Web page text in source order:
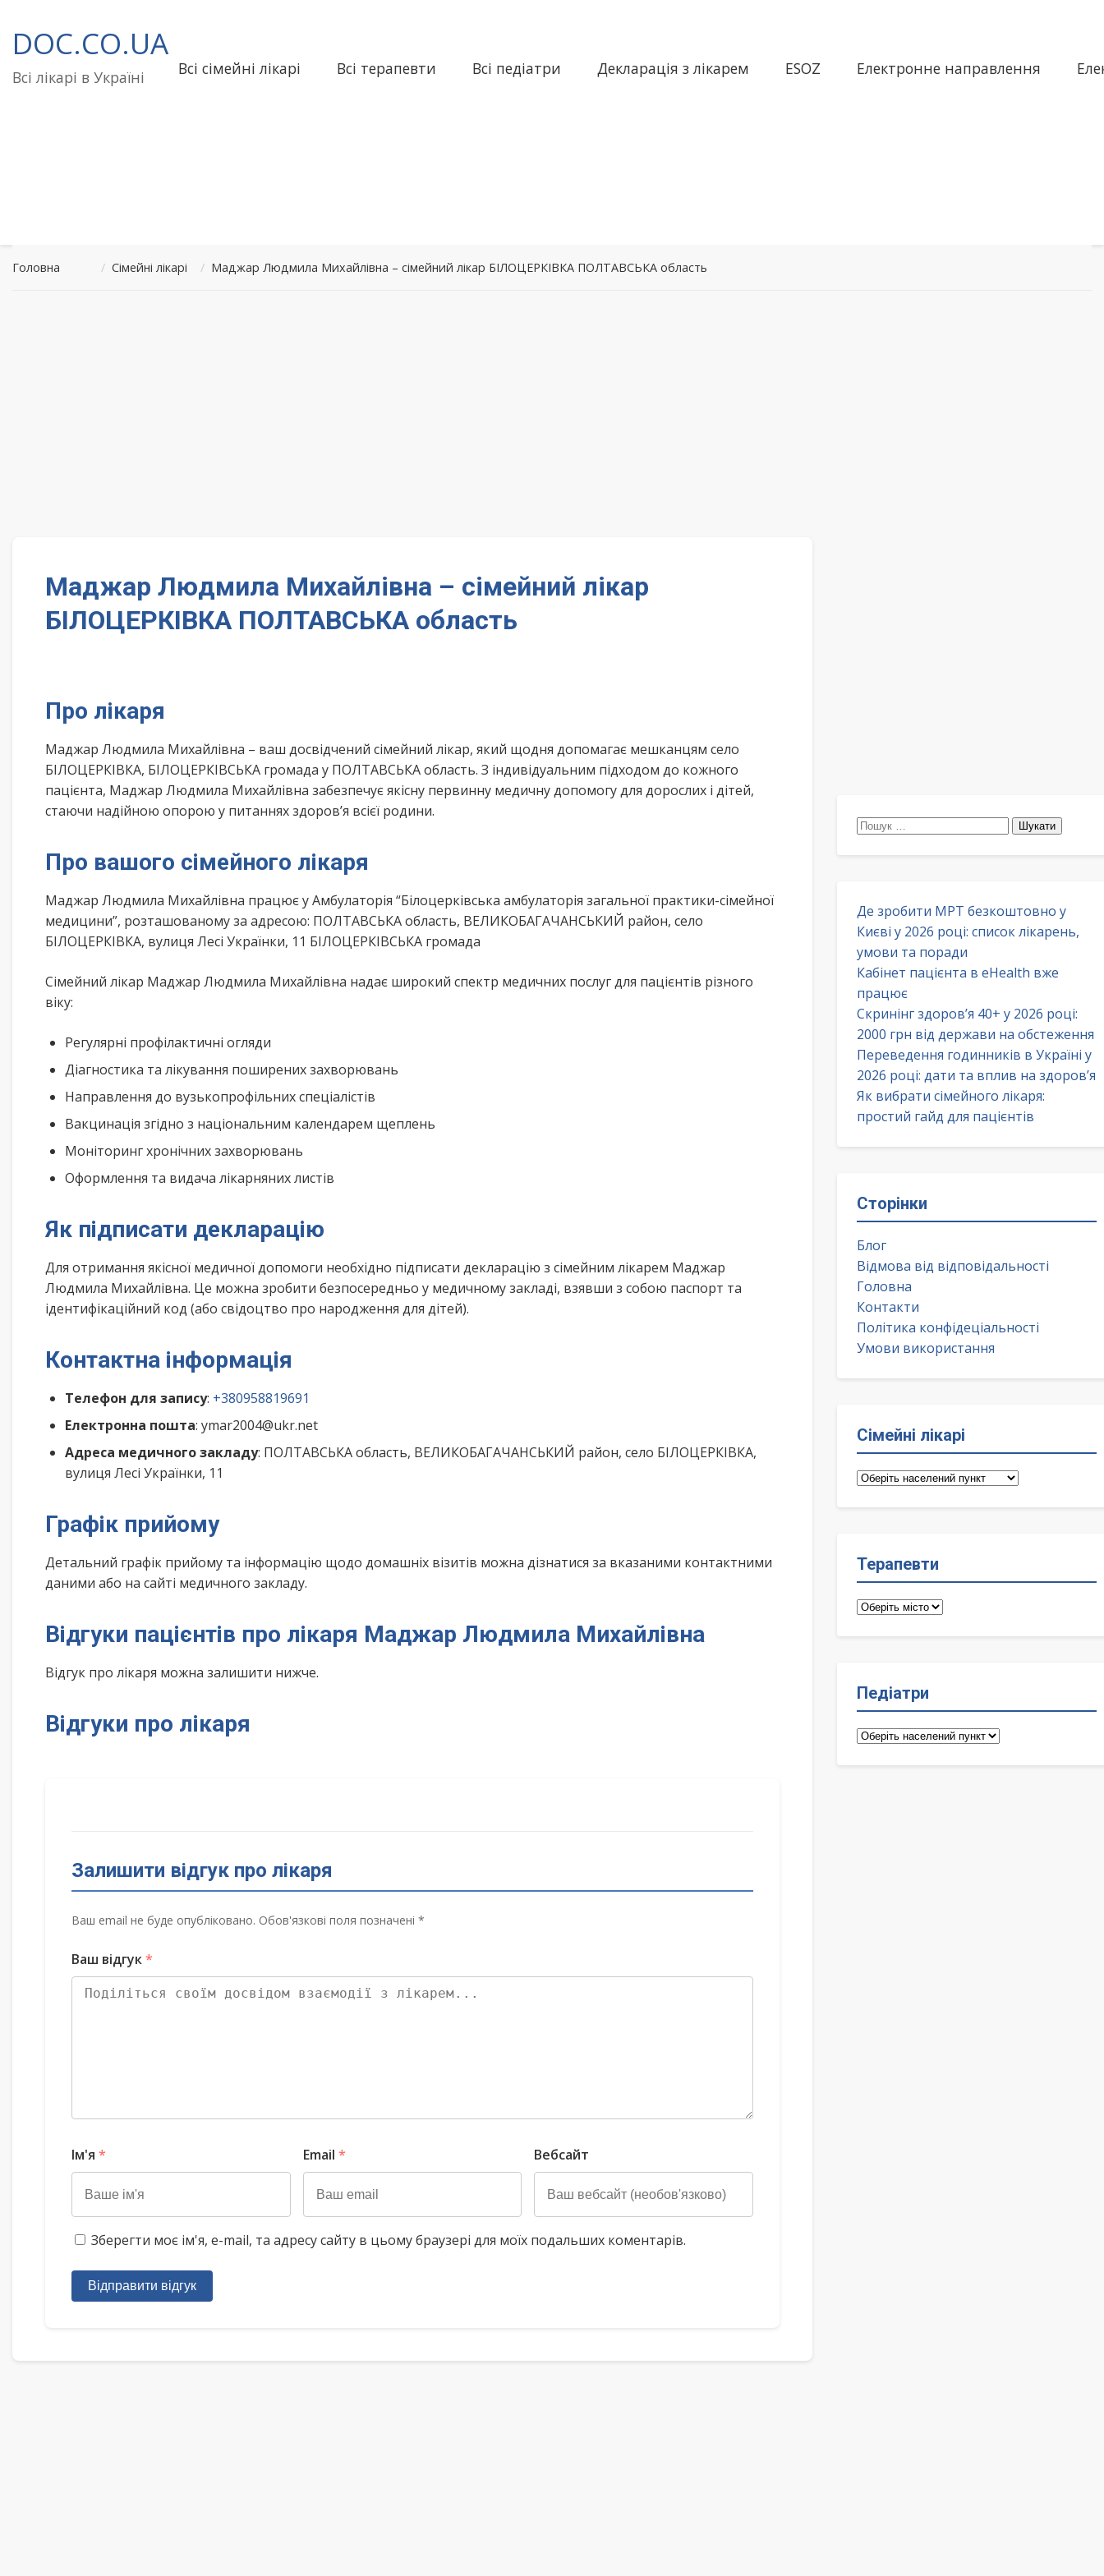
до
вмісту
DOC.CO.UA
Всі лікарі в Україні Всі сімейні лікарі Всі терапевти Всі педіатри Декларація з лікарем ESOZ Електронне направлення
Головна / Сімейні лікарі / Маджар Людмила Михайлівна – сімейний лікар БІЛОЦЕРКІВКА ПОЛТАВСЬКА область
Маджар Людмила Михайлівна – сімейний лікар
БІЛОЦЕРКІВКА ПОЛТАВСЬКА область
Про лікаря
Маджар Людмила Михайлівна – ваш досвідчений сімейний лікар, який щодня допомагає мешканцям село
БІЛОЦЕРКІВКА, БІЛОЦЕРКІВСЬКА громада у ПОЛТАВСЬКА область. З індивідуальним підходом до кожного
пацієнта, Маджар Людмила Михайлівна забезпечує якісну первинну медичну допомогу для дорослих і дітей,
стаючи надійною опорою у питаннях здоров’я всієї родини.
Про вашого сімейного лікаря
Маджар Людмила Михайлівна працює у Амбулаторія “Білоцерківська амбулаторія загальної практики-сімейної
медицини”, розташованому за адресою: ПОЛТАВСЬКА область, ВЕЛИКОБАГАЧАНСЬКИЙ район, село
БІЛОЦЕРКІВКА, вулиця Лесі Українки, 11 БІЛОЦЕРКІВСЬКА громада
Сімейний лікар Маджар Людмила Михайлівна надає широкий спектр медичних послуг для пацієнтів різного
віку:
Регулярні профілактичні огляди
Діагностика та лікування поширених захворювань
Направлення до вузькопрофільних спеціалістів
Вакцинація згідно з національним календарем щеплень
Моніторинг хронічних захворювань
Оформлення та видача лікарняних листів
Як підписати декларацію
Для отримання якісної медичної допомоги необхідно підписати декларацію з сімейним лікарем Маджар
Людмила Михайлівна. Це можна зробити безпосередньо у медичному закладі, взявши з собою паспорт та
ідентифікаційний код (або свідоцтво про народження для дітей).
Контактна інформація
Телефон для запису: +380958819691
Електронна пошта: ymar2004@ukr.net
Адреса медичного закладу: ПОЛТАВСЬКА область, ВЕЛИКОБАГАЧАНСЬКИЙ район, село БІЛОЦЕРКІВКА,
вулиця Лесі Українки, 11
Графік прийому
Детальний графік прийому та інформацію щодо домашніх візитів можна дізнатися за вказаними контактними
даними або на сайті медичного закладу.
Відгуки пацієнтів про лікаря Маджар Людмила Михайлівна
Відгук про лікаря можна залишити нижче.
Відгуки про лікаря
Залишити відгук про лікаря
Ваш email не буде опубліковано. Обов'язкові поля позначені *
Ваш відгук*
Ім'я * Email * Вебсайт
Зберегти моє ім'я, e-mail, та адресу сайту в цьому браузері для моїх подальших коментарів.
Відправити відгук
Пошук:
Де зробити МРТ безкоштовно у
Києві у 2026 році: список лікарень,
умови та поради
Кабінет пацієнта в eHealth вже
працює
Скринінг здоров’я 40+ у 2026 році:
2000 грн від держави на обстеження
Переведення годинників в Україні у
2026 році: дати та вплив на здоров’я
Як вибрати сімейного лікаря:
простий гайд для пацієнтів
Сторінки
Блог
Відмова від відповідальності
Головна
Контакти
Політика конфідеціальності
Умови використання
Сімейні лікарі
Сімейні
Терапевти
Терапевти
Педіатри
Педіатри